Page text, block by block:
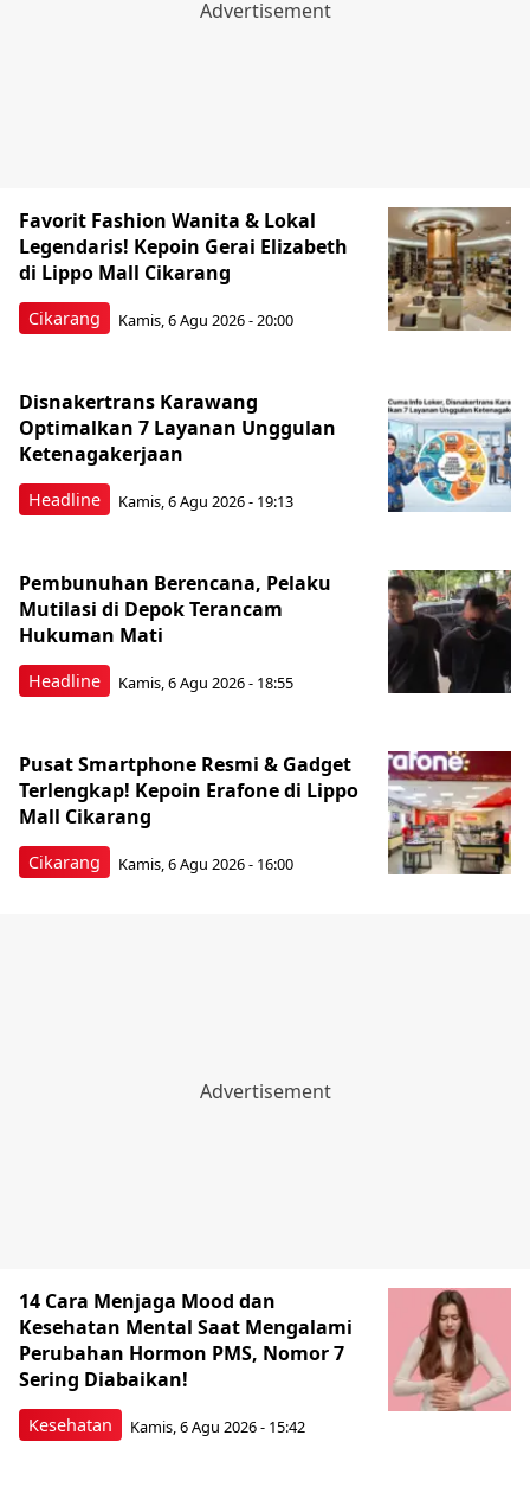
Cikarang
Favorit Fashion Wanita & Lokal
Legendaris! Kepoin Gerai Elizabeth
di Lippo Mall Cikarang
Kamis, 6 Agu 2026 - 20:00
Headline
Disnakertrans Karawang
Optimalkan 7 Layanan Unggulan
Ketenagakerjaan
Kamis, 6 Agu 2026 - 19:13
Headline
Pembunuhan Berencana, Pelaku
Mutilasi di Depok Terancam
Hukuman Mati
Kamis, 6 Agu 2026 - 18:55
Cikarang
Pusat Smartphone Resmi & Gadget
Terlengkap! Kepoin Erafone di Lippo
Mall Cikarang
Kamis, 6 Agu 2026 - 16:00
Kesehatan
14 Cara Menjaga Mood dan
Kesehatan Mental Saat Mengalami
Perubahan Hormon PMS, Nomor 7
Sering Diabaikan!
Kamis, 6 Agu 2026 - 15:42